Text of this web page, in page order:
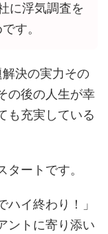
に浮気調査を
す。
決の実力その
の後の人生が幸
も充実している
ートです。
ハイ終わり！」
ントに寄り添い